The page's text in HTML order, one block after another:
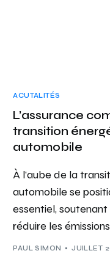
ACUTALITÉS
L’assurance
transition
automobile
À l’aube de la
automobile se
essentiel,
réduire les
PAUL SIMON JUILLET